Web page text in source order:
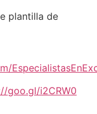
plantilla de
goo.gl/i2CRW0